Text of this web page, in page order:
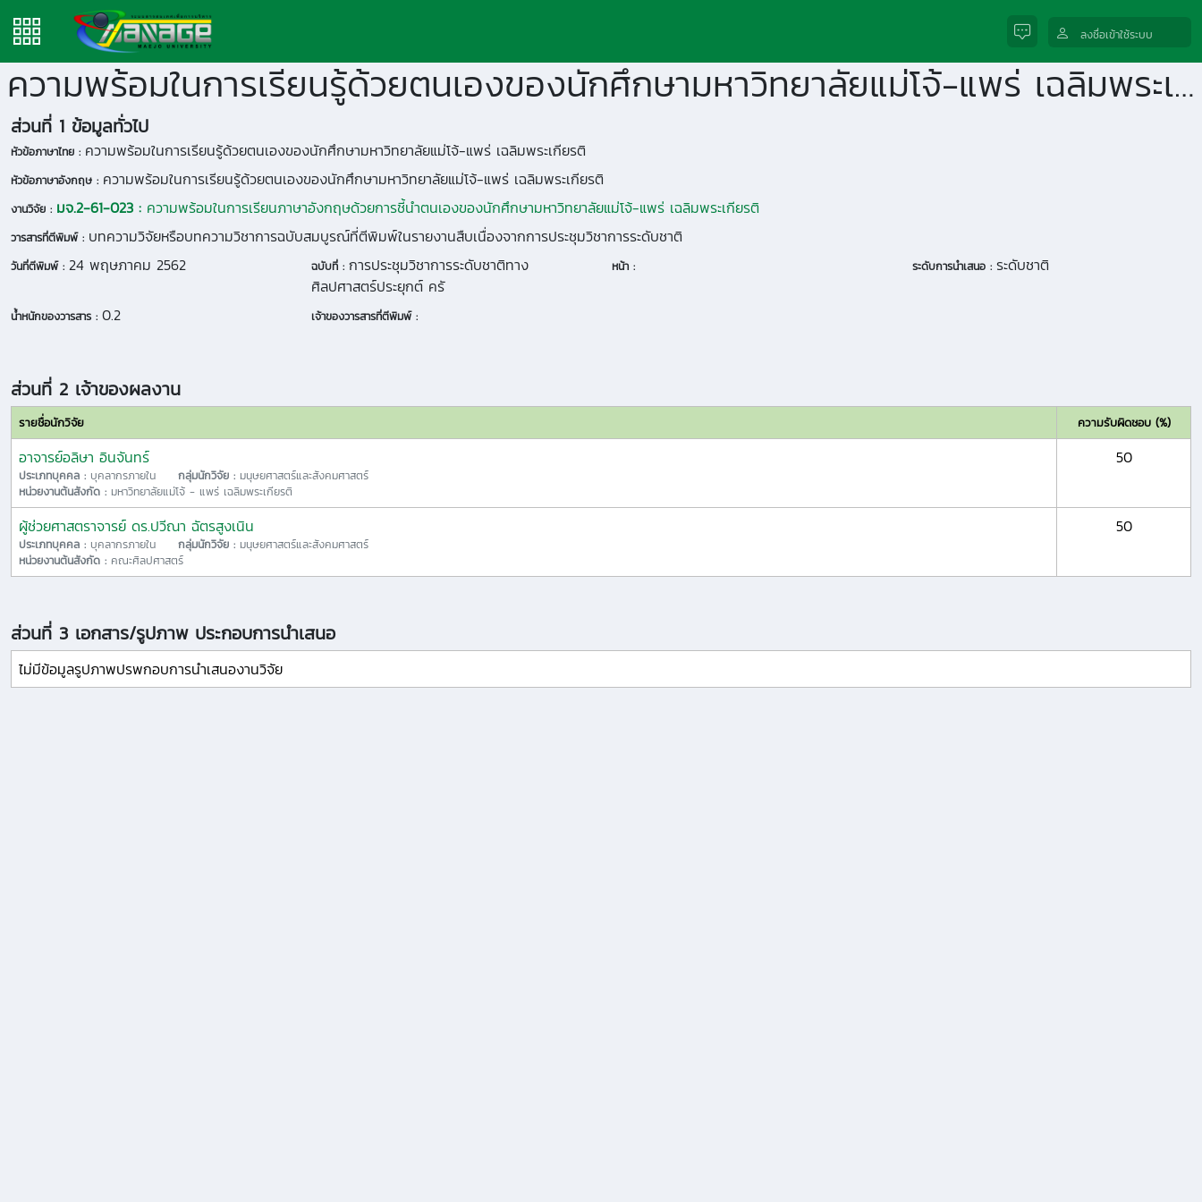
ลงชื่อเข้าใช้ระบบ
ความพร้อมในการเรียนรู้ด้วยตนเองของนักศึกษามหาวิทยาลัยแม่โจ้-แพร่ เฉลิมพระเกียรติ
ส่วนที่ 1 ข้อมูลทั่วไป
หัวข้อภาษาไทย : ความพร้อมในการเรียนรู้ด้วยตนเองของนักศึกษามหาวิทยาลัยแม่โจ้-แพร่ เฉลิมพระเกียรติ
หัวข้อภาษาอังกฤษ : ความพร้อมในการเรียนรู้ด้วยตนเองของนักศึกษามหาวิทยาลัยแม่โจ้-แพร่ เฉลิมพระเกียรติ
งานวิจัย : มจ.2-61-023 : ความพร้อมในการเรียนภาษาอังกฤษด้วยการชี้นำตนเองของนักศึกษามหาวิทยาลัยแม่โจ้-แพร่ เฉลิมพระเกียรติ
วารสารที่ตีพิมพ์ : บทความวิจัยหรือบทความวิชาการฉบับสมบูรณ์ที่ตีพิมพ์ในรายงานสืบเนื่องจากการประชุมวิชาการระดับชาติ
วันที่ตีพิมพ์ : 24 พฤษภาคม 2562 ฉบับที่ : การประชุมวิชาการระดับชาติทาง
ศิลปศาสตร์ประยุกต์ ครั
หน้า : ระดับการนำเสนอ : ระดับชาติ
น้ำหนักของวารสาร : 0.2 เจ้าของวารสารที่ตีพิมพ์ :
ส่วนที่ 2 เจ้าของผลงาน
รายชื่อนักวิจัย ความรับผิดชอบ (%)
อาจารย์อลิษา อินจันทร์
ประเภทบุคคล : บุคลากรภายใน กลุ่มนักวิจัย : มนุษยศาสตร์และสังคมศาสตร์
หน่วยงานต้นสังกัด : มหาวิทยาลัยแม่โจ้ - แพร่ เฉลิมพระเกียรติ
50
ผู้ช่วยศาสตราจารย์ ดร.ปวีณา ฉัตรสูงเนิน
ประเภทบุคคล : บุคลากรภายใน กลุ่มนักวิจัย : มนุษยศาสตร์และสังคมศาสตร์
หน่วยงานต้นสังกัด : คณะศิลปศาสตร์
50
ส่วนที่ 3 เอกสาร/รูปภาพ ประกอบการนำเสนอ
ไม่มีข้อมูลรูปภาพปรพกอบการนำเสนองานวิจัย